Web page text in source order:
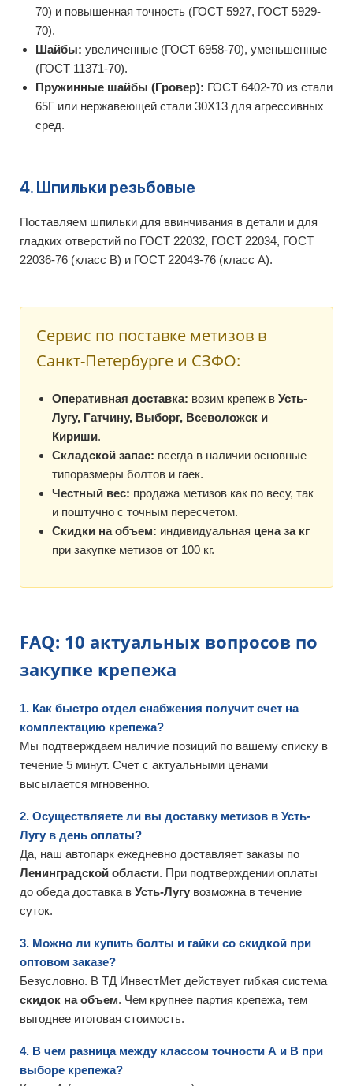
70) и повышенная точность (ГОСТ 5927, ГОСТ 5929-
70).
Шайбы: увеличенные (ГОСТ 6958-70), уменьшенные
(ГОСТ 11371-70).
Пружинные шайбы (Гровер): ГОСТ 6402-70 из стали
65Г или нержавеющей стали 30Х13 для агрессивных
сред.
4. Шпильки резьбовые
Поставляем шпильки для ввинчивания в детали и для
гладких отверстий по ГОСТ 22032, ГОСТ 22034, ГОСТ
22036-76 (класс В) и ГОСТ 22043-76 (класс А).
Сервис по поставке метизов в
Санкт-Петербурге и СЗФО:
Оперативная доставка: возим крепеж в Усть-
Лугу, Гатчину, Выборг, Всеволожск и
Кириши.
Складской запас: всегда в наличии основные
типоразмеры болтов и гаек.
Честный вес: продажа метизов как по весу, так
и поштучно с точным пересчетом.
Скидки на объем: индивидуальная цена за кг
при закупке метизов от 100 кг.
FAQ: 10 актуальных вопросов по
закупке крепежа
1. Как быстро отдел снабжения получит счет на
комплектацию крепежа?
Мы подтверждаем наличие позиций по вашему списку в
течение 5 минут. Счет с актуальными ценами
высылается мгновенно.
2. Осуществляете ли вы доставку метизов в Усть-
Лугу в день оплаты?
Да, наш автопарк ежедневно доставляет заказы по
Ленинградской области. При подтверждении оплаты
до обеда доставка в Усть-Лугу возможна в течение
суток.
3. Можно ли купить болты и гайки со скидкой при
оптовом заказе?
Безусловно. В ТД ИнвестМет действует гибкая система
скидок на объем. Чем крупнее партия крепежа, тем
выгоднее итоговая стоимость.
4. В чем разница между классом точности А и В при
выборе крепежа?